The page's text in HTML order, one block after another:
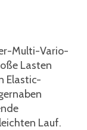
Multi-Vario-
Lasten
Elastic-
Lauf.